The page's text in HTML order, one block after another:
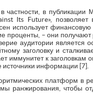
частности, в
Its Future», позволяет
использует
– они получают
аудитории
заголовку и
иммунитет к заголовкам
источники информации [7].
платформ в
ранжирования, чтобы